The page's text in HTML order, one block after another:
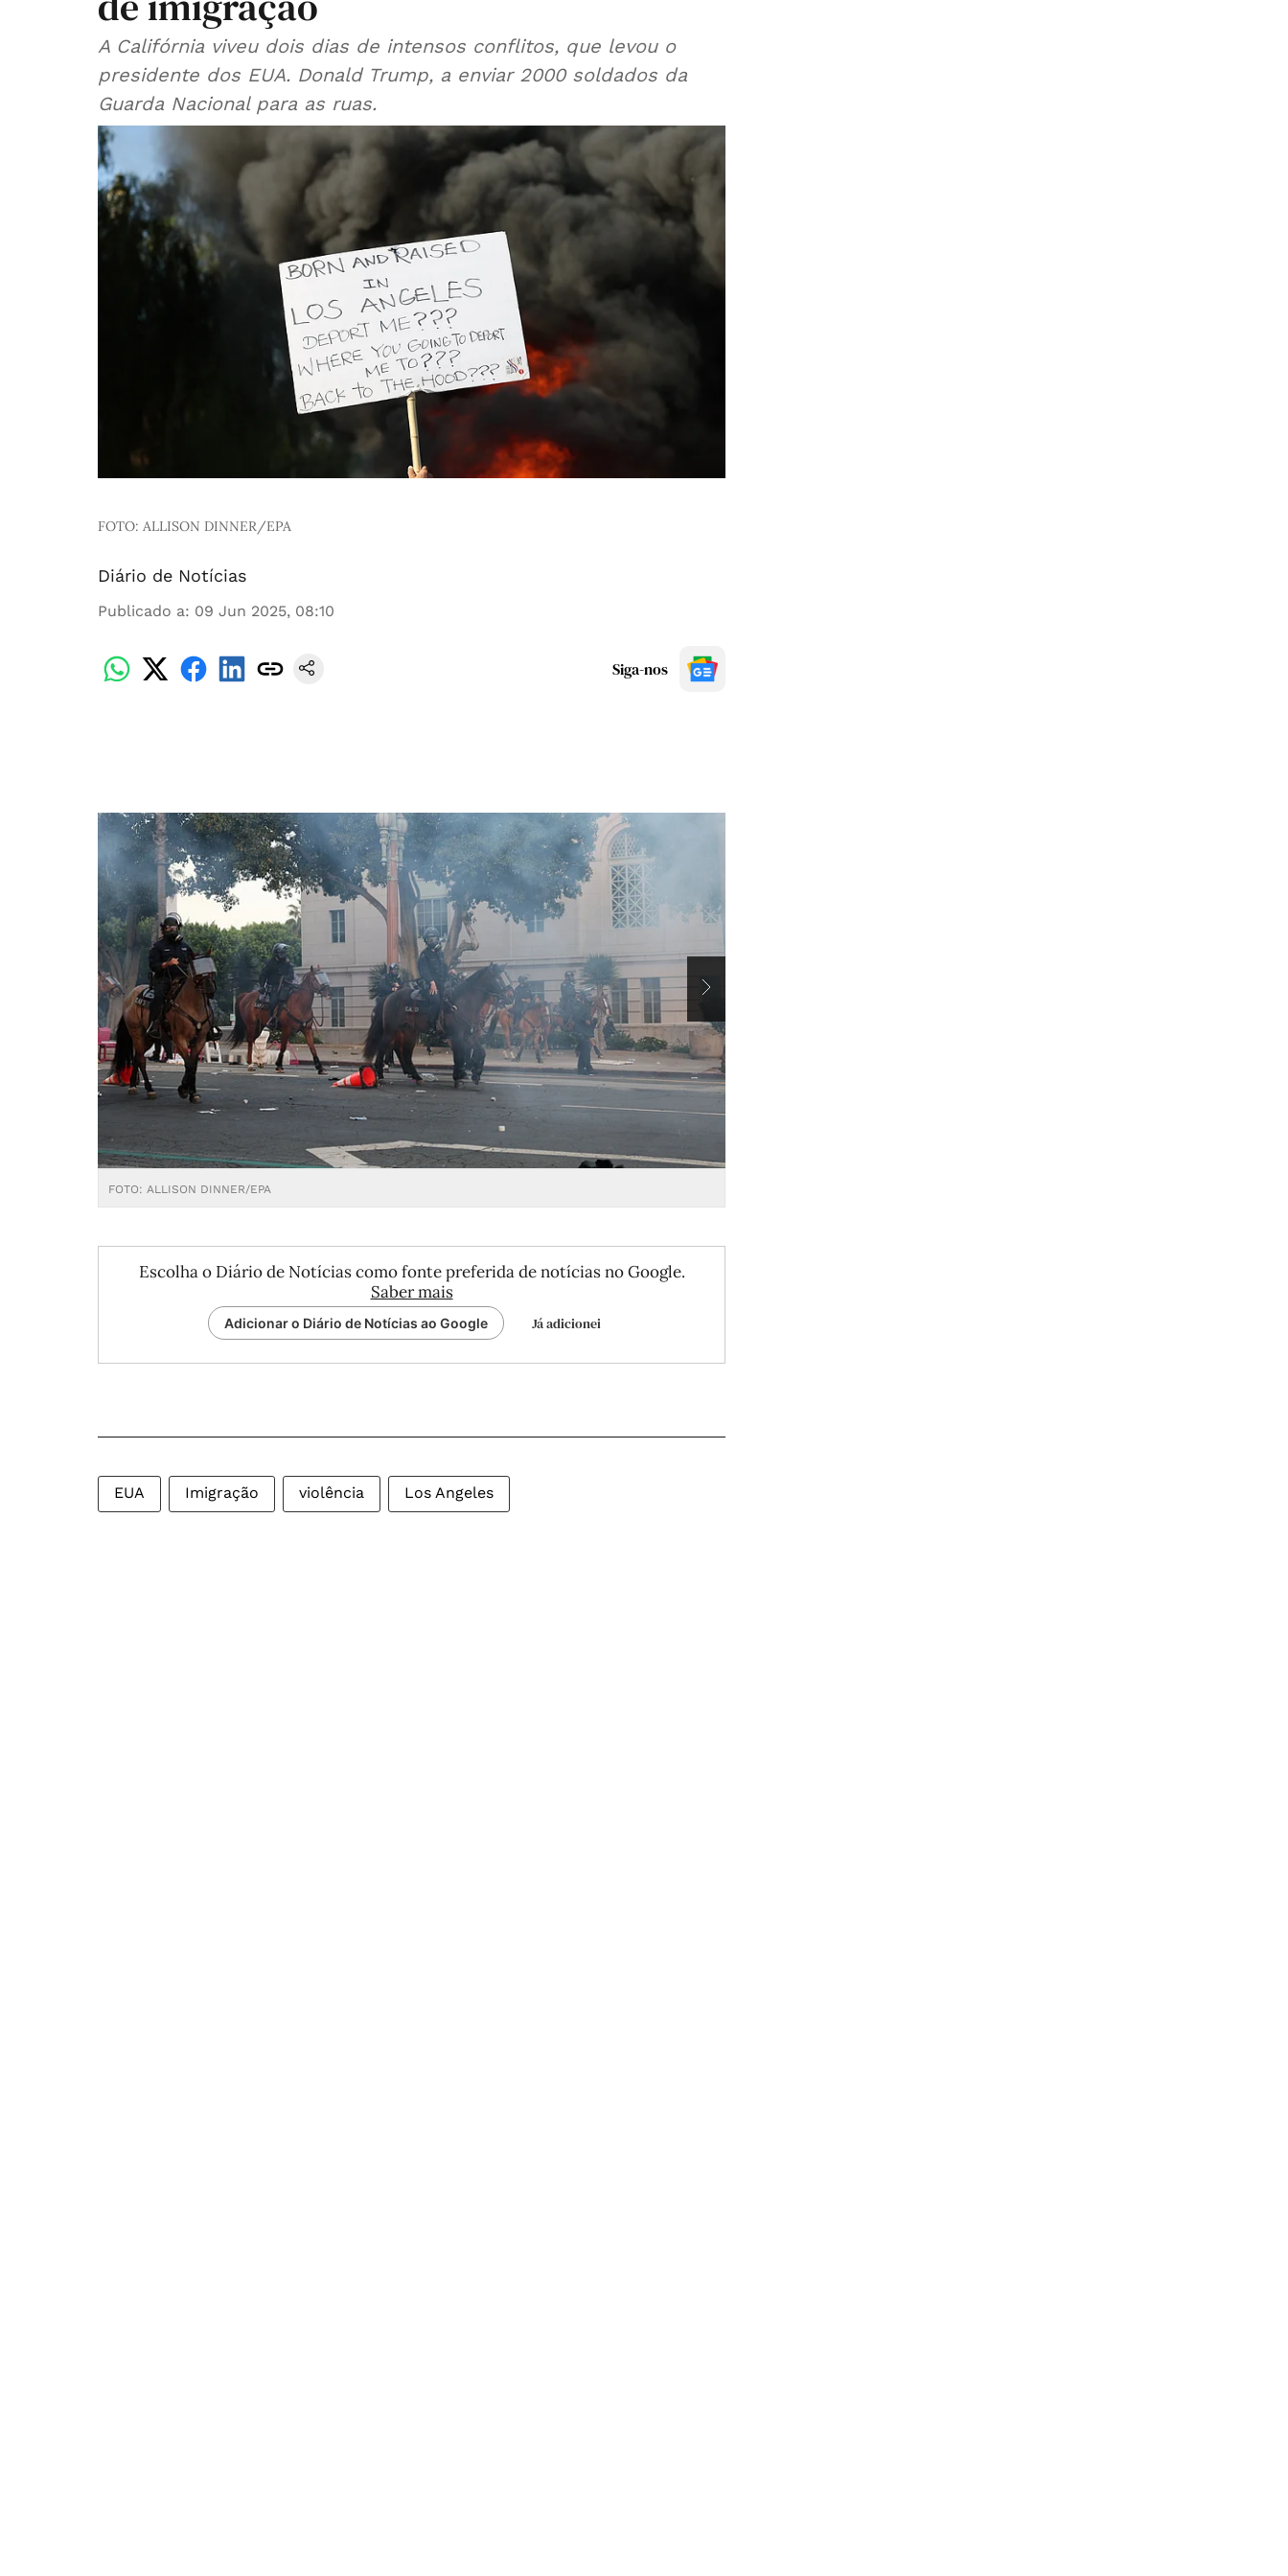
A Califórnia viveu dois dias de intensos conflitos, que levou o
presidente dos EUA. Donald Trump, a enviar 2000 soldados da
Guarda Nacional para as ruas.
FOTO: ALLISON DINNER/EPA
Diário de Notícias
Publicado a: 09 Jun 2025, 08:10
Siga-nos
FOTO: ALLISON DINNER/EPA
Escolha o Diário de Notícias como fonte preferida de notícias no Google.
Saber mais
Adicionar o Diário de Notícias ao Google Já adicionei
EUA Imigração violência Los Angeles